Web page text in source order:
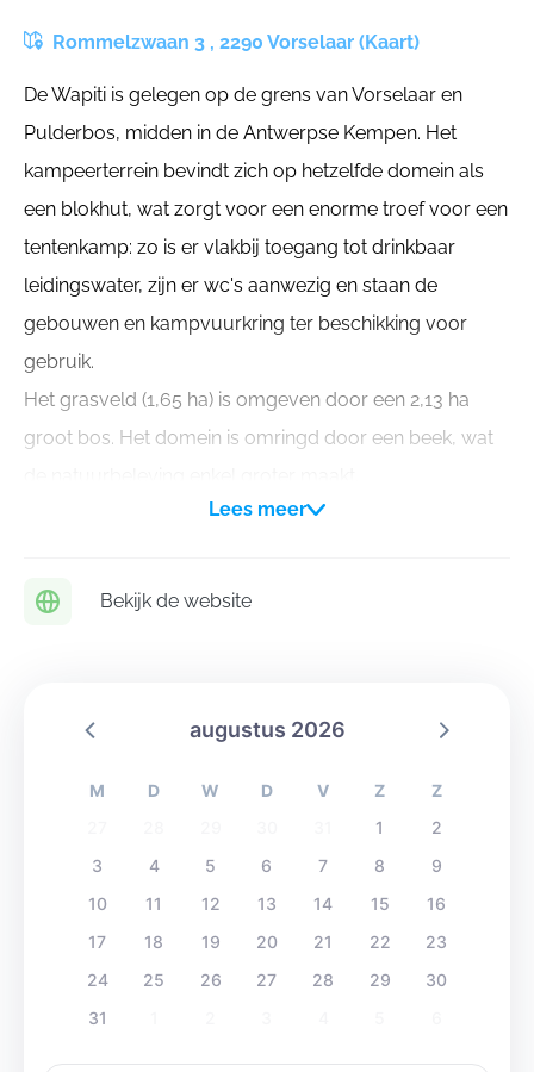
Rommelzwaan 3 , 2290 Vorselaar (Kaart)
De Wapiti is gelegen op de grens van Vorselaar en
Pulderbos, midden in de Antwerpse Kempen. Het
kampeerterrein bevindt zich op hetzelfde domein als
een blokhut, wat zorgt voor een enorme troef voor een
tentenkamp: zo is er vlakbij toegang tot drinkbaar
leidingswater, zijn er wc's aanwezig en staan de
gebouwen en kampvuurkring ter beschikking voor
gebruik.
Het grasveld (1,65 ha) is omgeven door een 2,13 ha
groot bos. Het domein is omringd door een beek, wat
Er is momenteel géén elektricitieit aanwezig op dit
huren.
Lees meer
Bekijk de website
augustus 2026
M D W D V Z
Z
1
2
3
4 5 6 7 8
9
10
11 12 13 14 15
16
17
18 19 20 21 22
23
24
25 26 27 28 29
30
31